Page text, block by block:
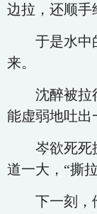
边拉，还顺手
于是水中的
来。
沈醉被拉得
能虚弱地吐
岑欲死死抓
道一大，“撕
下一刻，他